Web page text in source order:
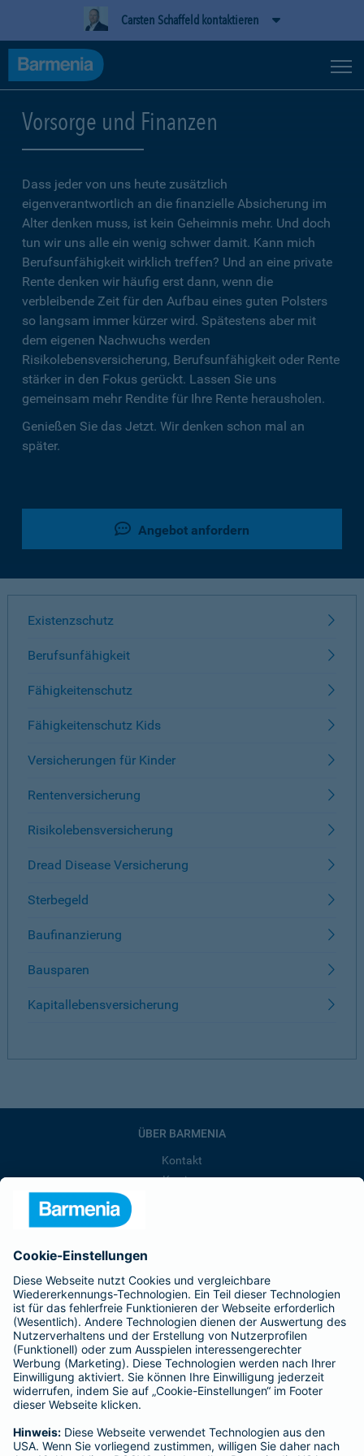
Carsten Schaffeld kontaktieren
Vorsorge und Finanzen
Dass jeder von uns heute zusätzlich
eigenverantwortlich an die finanzielle Absicherung im
Alter denken muss, ist kein Geheimnis mehr. Und doch
tun wir uns alle ein wenig schwer damit. Kann mich
Berufsunfähigkeit wirklich treffen? Und an eine private
Rente denken wir häufig erst dann, wenn die
verbleibende Zeit für den Aufbau eines guten Polsters
so langsam immer kürzer wird. Spätestens aber mit
dem eigenen Nachwuchs werden
Risikolebensversicherung, Berufsunfähigkeit oder Rente
stärker in den Fokus gerückt. Lassen Sie uns
gemeinsam mehr Rendite für Ihre Rente herausholen.
Genießen Sie das Jetzt. Wir denken schon mal an
später.
Angebot anfordern
Existenzschutz
Berufsunfähigkeit
Fähigkeitenschutz
Fähigkeitenschutz Kids
Versicherungen für Kinder
Rentenversicherung
Risikolebensversicherung
Dread Disease Versicherung
Sterbegeld
Baufinanzierung
Bausparen
Kapitallebensversicherung
ÜBER BARMENIA
Kontakt
Karriere
Affiliate-Partner werden
Barmenia ist Teil der BarmeniaGothaer
BELIEBTE SEITEN
Kranken-Zusatzversicherung
Tierversicherungen
Haftpflichtversicherung
Hausratversicherung
SERVICE